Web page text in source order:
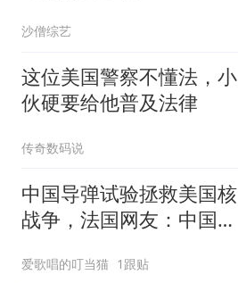
沙僧综艺
这位美国警察不懂法，小
伙硬要给他普及法律
传奇数码说
中国导弹试验拯救美国核
战争，法国网友：中国终
爱歌唱的叮当猫 1跟贴